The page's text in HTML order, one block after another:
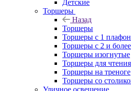
Детские
Торшеры
Назад
Торшеры
Торшеры с 1
Торшеры с 2 и
Торшеры изогнутые
Торшеры для чтения
Торшеры на треноге
Торшеры со
Уличное освещение